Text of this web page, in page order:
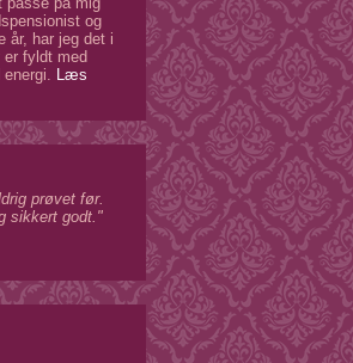
og
år, har jeg det i
fyldt med
Læs
prøvet før.
sikkert godt."